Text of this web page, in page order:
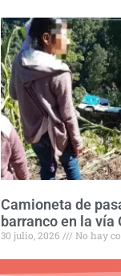
Camioneta de
barranco en la vía
30 julio, 2026 No hay